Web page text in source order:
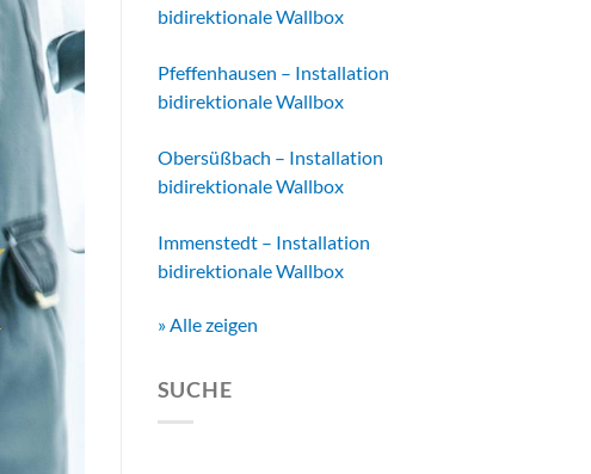
bidirektionale Wallbox
Pfeffenhausen – Installation
bidirektionale Wallbox
Obersüßbach – Installation
bidirektionale Wallbox
Immenstedt – Installation
bidirektionale Wallbox
» Alle zeigen
SUCHE